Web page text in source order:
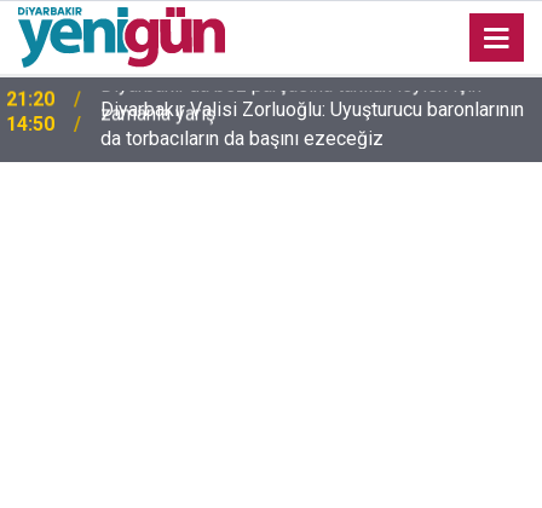
14:50
Diyarbakır Valisi Zorluoğlu: Uyuşturucu baronlarının
da torbacıların da başını ezeceğiz